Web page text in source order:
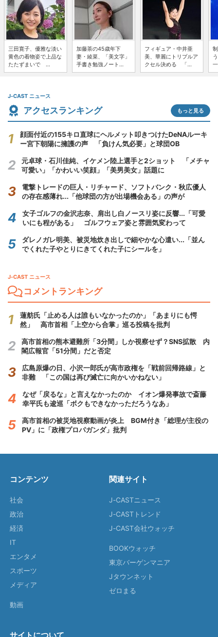
三田寛子、優雅な淡い
黄色の着物姿で上品な
たたずまいで ...
加藤茶の45歳年下
妻・綾菜、「美文字」
手書き勉強ノート...
フィギュア・中井亜
美、華麗にトリプルア
クセル決める 「...
J-CAST ニュース
アクセスランキング もっと見る
顔面付近の155キロ直球にヘルメット叩きつけたDeNAルーキ
ー宮下朝陽に擁護の声 「負けん気必要」と球団OB
元卓球・石川佳純、イケメン陸上選手と2ショット 「メチャ
可愛い」「かわいい笑顔」「美男美女」話題に
電撃トレードの巨人・リチャード、ソフトバンク・秋広優人
の存在感薄れ...「他球団の方が出場機会ある」の声が
女子ゴルフの金沢志奈、肩出し白ノースリ姿に反響...「可愛
いにも程がある」 ゴルフウェア姿と雰囲気変わって
ダレノガレ明美、被災地炊き出しで細やかな心遣い...「並ん
でくれた子やとりにきてくれた子にシールを」
J-CAST ニュース
コメントランキング
蓮舫氏「止める人は誰もいなかったのか」「あまりにも愕
然」 高市首相「上空から合掌」巡る投稿を批判
高市首相の熊本避難所「3分間」しか視察せず？SNS拡散 内
閣広報官「51分間」だと否定
広島原爆の日、小沢一郎氏が高市政権を「戦前回帰路線」と
非難 「この国は再び滅亡に向かいかねない」
なぜ「戻るな」と言えなかったのか イオン爆発事故で斎藤
幸平氏も逡巡「ボクもできなかっただろうなあ」
高市首相の被災地視察動画が炎上 BGM付き「総理が主役の
PV」に「政権プロパガンダ」批判
コンテンツ
社会
政治
経済
IT
エンタメ
スポーツ
メディア
動画
関連サイト
J-CASTニュース
J-CASTトレンド
J-CAST会社ウォッチ
BOOKウォッチ
東京バーゲンマニア
Jタウンネット
ゼロまる
サイトについて